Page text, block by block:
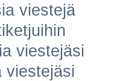
viestejä
viestejäsi
viestejäsi